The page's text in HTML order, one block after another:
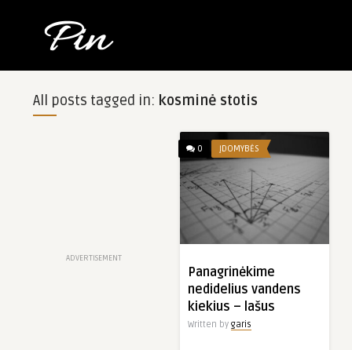
All posts tagged in: kosminė stotis
ADVERTISEMENT
0 ĮDOMYBĖS
Panagrinėkime
nedidelius vandens
kiekius – lašus
Written by garis